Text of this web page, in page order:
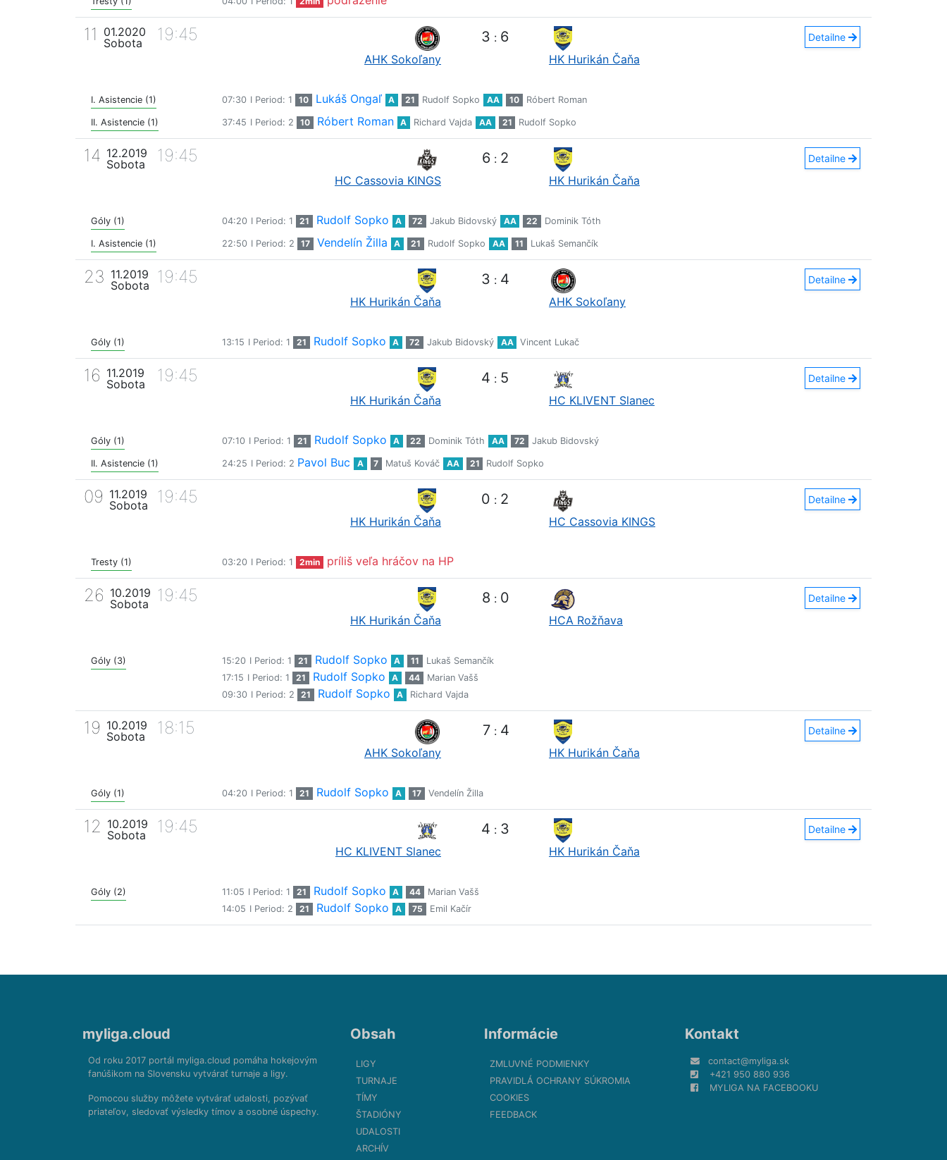
11
01.2020
Sobota
19:45
AHK Sokoľany
3 : 6
HK Hurikán Čaňa
Detailne
I. Asistencie (1) 07:30 I Period: 1 10 Lukáš Ongaľ A 21 Rudolf Sopko AA 10 Róbert Roman
II. Asistencie (1) 37:45 I Period: 2 10 Róbert Roman A Richard Vajda AA 21 Rudolf Sopko
14 12.2019
Sobota
19:45
HC Cassovia KINGS
6 : 2
HK Hurikán Čaňa
Detailne
Góly (1) 04:20 I Period: 1 21 Rudolf Sopko A 72 Jakub Bidovský AA 22 Dominik Tóth
I. Asistencie (1) 22:50 I Period: 2 17 Vendelín Žilla A 21 Rudolf Sopko AA 11 Lukaš Semančík
23 11.2019
Sobota
19:45
HK Hurikán Čaňa
3 : 4
AHK Sokoľany
Detailne
Góly (1) 13:15 I Period: 1 21 Rudolf Sopko A 72 Jakub Bidovský AA Vincent Lukač
16 11.2019
Sobota
19:45
HK Hurikán Čaňa
4 : 5
HC KLIVENT Slanec
Detailne
Góly (1) 07:10 I Period: 1 21 Rudolf Sopko A 22 Dominik Tóth AA 72 Jakub Bidovský
II. Asistencie (1) 24:25 I Period: 2 Pavol Buc A 7 Matuš Kováč AA 21 Rudolf Sopko
09 11.2019
Sobota
19:45
HK Hurikán Čaňa
0 : 2
HC Cassovia KINGS
Detailne
Tresty (1) 03:20 I Period: 1 2min príliš veľa hráčov na HP
26 10.2019
Sobota
19:45
HK Hurikán Čaňa
8 : 0
HCA Rožňava
Detailne
Góly (3) 15:20 I Period: 1 21 Rudolf Sopko A 11
Lukaš Semančík
17:15 I Period: 1 21 Rudolf Sopko A 44
Marian Vašš
09:30 I Period: 2 21 Rudolf Sopko A Richard Vajda
19 10.2019
Sobota
18:15
AHK Sokoľany
7 : 4
HK Hurikán Čaňa
Detailne
Góly (1) 04:20 I Period: 1 21 Rudolf Sopko A 17 Vendelín Žilla
12 10.2019
Sobota
19:45
HC KLIVENT Slanec
4 : 3
HK Hurikán Čaňa
Detailne
Góly (2) 11:05 I Period: 1 21 Rudolf Sopko A 44
Marian Vašš
14:05 I Period: 2 21 Rudolf Sopko A 75 Emil Kačír
myliga.cloud
Od roku 2017 portál myliga.cloud pomáha hokejovým
fanúšikom na Slovensku vytvárať turnaje a ligy.
Pomocou služby môžete vytvárať udalosti, pozývať
priateľov, sledovať výsledky tímov a osobné úspechy.
Obsah
LIGY
TURNAJE
TÍMY
ŠTADIÓNY
UDALOSTI
ARCHÍV
Informácie
ZMLUVNÉ PODMIENKY
PRAVIDLÁ OCHRANY SÚKROMIA
COOKIES
FEEDBACK
Kontakt
contact@myliga.sk
+421 950 880 936
MYLIGA NA FACEBOOKU